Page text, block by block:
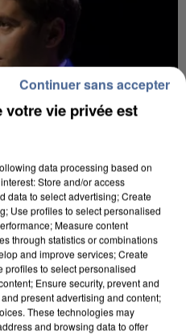
visés par des
annonce un "travail
à la rentrée.
votre vie privée est
data processing based on
Store and/or access
data to select advertising; Create
Use profiles to select personalised
Measure content
through statistics or combinations
and improve services; Create
profiles to select personalised
Ensure security, prevent and
present advertising and content;
These technologies may
and browsing data to offer
Continuer sans accepter